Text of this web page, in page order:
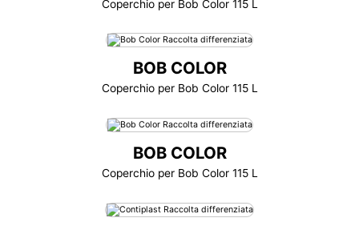
Coperchio per Bob Color 115 L
BOB COLOR
Coperchio per Bob Color 115 L
BOB COLOR
Coperchio per Bob Color 115 L